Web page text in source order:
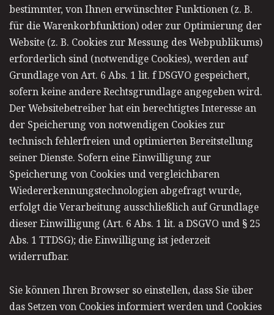
bestimmter, von Ihnen erwünschter Funktionen (z. B.
für die Warenkorbfunktion) oder zur Optimierung der
Website (z. B. Cookies zur Messung des Webpublikums)
erforderlich sind (notwendige Cookies), werden auf
Grundlage von Art. 6 Abs. 1 lit. f DSGVO gespeichert,
sofern keine andere Rechtsgrundlage angegeben wird.
Der Websitebetreiber hat ein berechtigtes Interesse an
der Speicherung von notwendigen Cookies zur
technisch fehlerfreien und optimierten Bereitstellung
seiner Dienste. Sofern eine Einwilligung zur
Speicherung von Cookies und vergleichbaren
Wiedererkennungstechnologien abgefragt wurde,
erfolgt die Verarbeitung ausschließlich auf Grundlage
dieser Einwilligung (Art. 6 Abs. 1 lit. a DSGVO und § 25
Abs. 1 TTDSG); die Einwilligung ist jederzeit
widerrufbar.
Sie können Ihren Browser so einstellen, dass Sie über
das Setzen von Cookies informiert werden und Cookies